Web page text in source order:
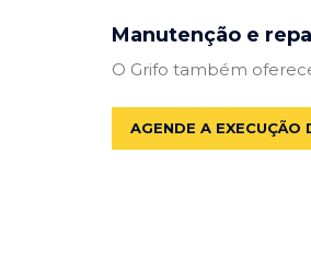
Manutenção e
O Grifo também
AGENDE A EXECUÇÃO